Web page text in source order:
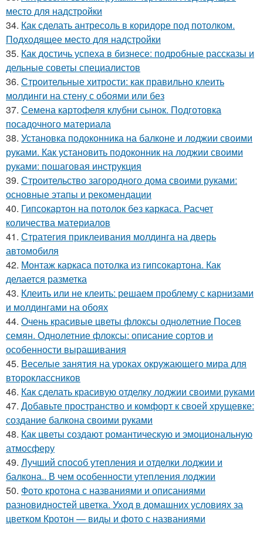
место для надстройки
34. Как сделать антресоль в коридоре под потолком.
Подходящее место для надстройки
35. Как достичь успеха в бизнесе: подробные рассказы и
дельные советы специалистов
36. Строительные хитрости: как правильно клеить
молдинги на стену с обоями или без
37. Семена картофеля клубни сынок. Подготовка
посадочного материала
38. Установка подоконника на балконе и лоджии своими
руками. Как установить подоконник на лоджии своими
руками: пошаговая инструкция
39. Строительство загородного дома своими руками:
основные этапы и рекомендации
40. Гипсокартон на потолок без каркаса. Расчет
количества материалов
41. Стратегия приклеивания молдинга на дверь
автомобиля
42. Монтаж каркаса потолка из гипсокартона. Как
делается разметка
43. Клеить или не клеить: решаем проблему с карнизами
и молдингами на обоях
44. Очень красивые цветы флоксы однолетние Посев
семян. Однолетние флоксы: описание сортов и
особенности выращивания
45. Веселые занятия на уроках окружающего мира для
второклассников
46. Как сделать красивую отделку лоджии своими руками
47. Добавьте пространство и комфорт к своей хрущевке:
создание балкона своими руками
48. Как цветы создают романтическую и эмоциональную
атмосферу
49. Лучший способ утепления и отделки лоджии и
балкона.. В чем особенности утепления лоджии
50. Фото кротона с названиями и описаниями
разновидностей цветка. Уход в домашних условиях за
цветком Кротон — виды и фото с названиями